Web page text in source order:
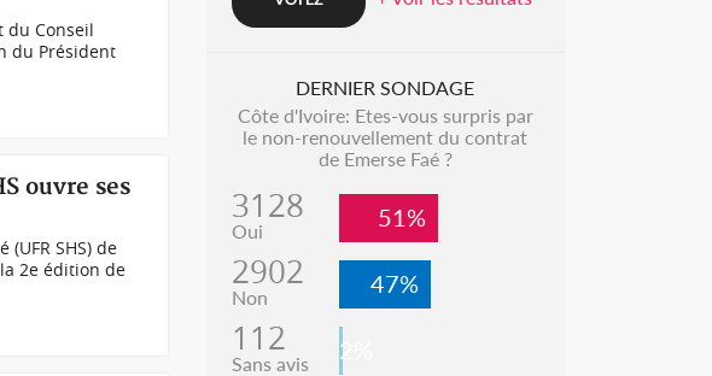
du Conseil
du Président
ouvre ses
(UFR SHS) de
2e édition de
DERNIER SONDAGE
Côte d'Ivoire: Etes-vous surpris par
le non-renouvellement du contrat
de Emerse Faé ?
3128
Oui 51%
2902
Non 47%
112
Sans avis 2%